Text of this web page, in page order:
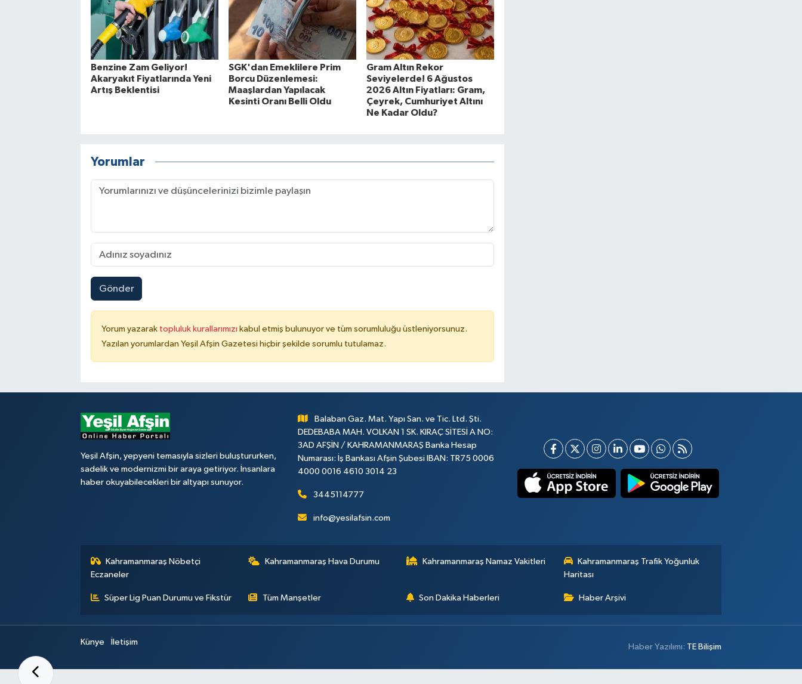
Benzine Zam Geliyor!
Akaryakıt Fiyatlarında Yeni
Artış Beklentisi
SGK'dan Emeklilere Prim
Borcu Düzenlemesi:
Maaşlardan Yapılacak
Kesinti Oranı Belli Oldu
Gram Altın Rekor
Seviyelerde! 6 Ağustos
2026 Altın Fiyatları: Gram,
Çeyrek, Cumhuriyet Altını
Ne Kadar Oldu?
Yorumlar
Gönder
Yorum yazarak topluluk kurallarımızı kabul etmiş bulunuyor ve tüm sorumluluğu üstleniyorsunuz.
Yazılan yorumlardan Yeşil Afşin Gazetesi hiçbir şekilde sorumlu tutulamaz.
Yeşil Afşin, yepyeni temasıyla sizleri buluştururken,
sadelik ve modernizmi bir araya getiriyor. İnsanlara
haber okuyabilecekleri bir altyapı sunuyor.
Balaban Gaz. Mat. Yapı San. ve Tic. Ltd. Şti.
DEDEBABA MAH. VOLKAN 1 SK. KIRAÇ SİTESİ A NO:
3AD AFŞİN / KAHRAMANMARAŞ Banka Hesap
Numarası: İş Bankası Afşin Şubesi IBAN: TR75 0006
4000 0016 4610 3014 23
3445114777
info@yesilafsin.com
Kahramanmaraş Nöbetçi
Eczaneler
Kahramanmaraş Hava Durumu Kahramanmaraş Namaz Vakitleri
Kahramanmaraş Trafik Yoğunluk
Haritası
Süper Lig Puan Durumu ve Fikstür Tüm Manşetler Son Dakika Haberleri Haber Arşivi
Künye İletişim
Haber Yazılımı: TE Bilişim